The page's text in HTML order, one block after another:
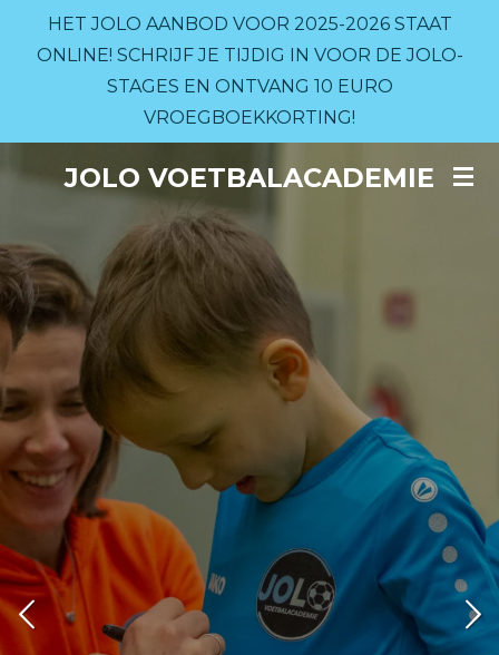
direct
JOLO VOETBALACADEMIE
HET JOLO AANBOD VOOR 2025-2026 STAAT
ONLINE! SCHRIJF JE TIJDIG IN VOOR DE JOLO-
STAGES EN ONTVANG 10 EURO
VROEGBOEKKORTING!